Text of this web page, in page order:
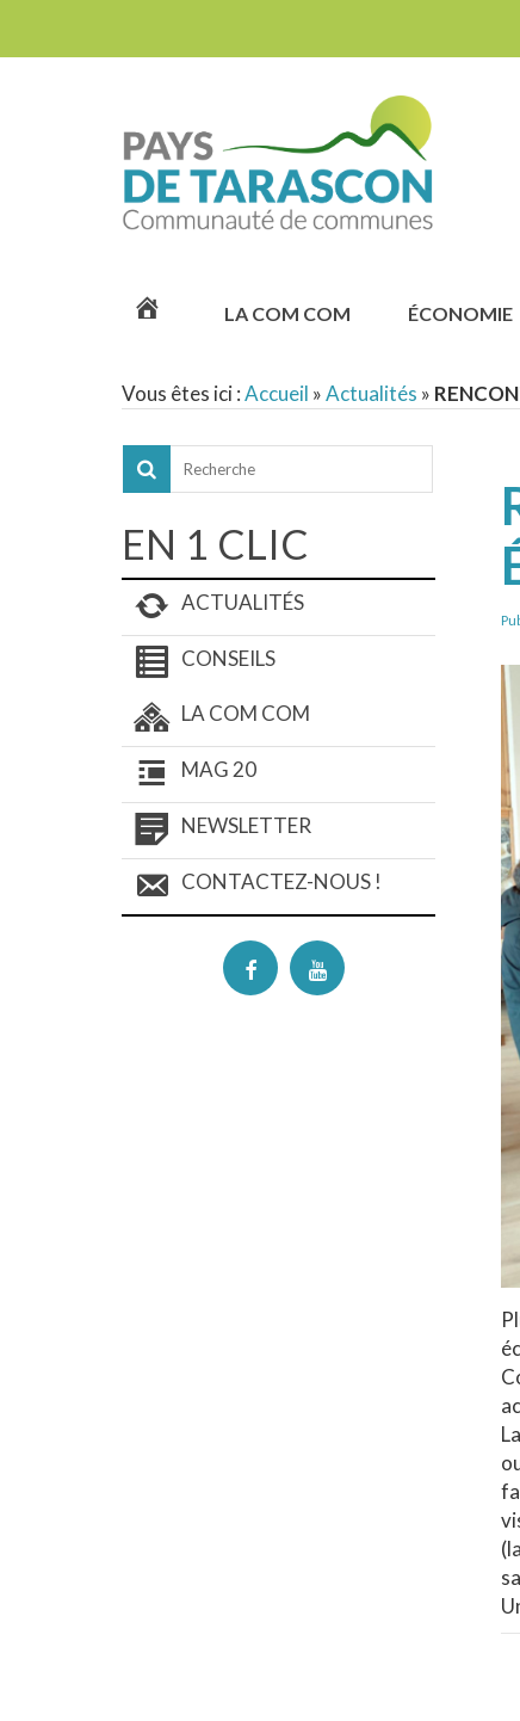
ACCUEILLA COM COM ÉCONOMIE
Vous êtes ici :Accueil »Actualités »
EN 1 CLIC
ACTUALITÉS
CONSEILS
LA COM COM
MAG 20
NEWSLETTER
CONTACTEZ-NOUS !